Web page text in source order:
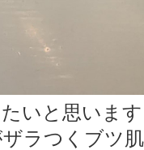
いと思いま
ラつくブツ